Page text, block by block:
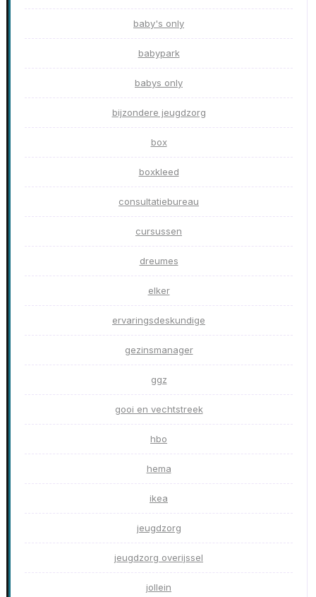
baby's only
babypark
babys only
bijzondere jeugdzorg
box
boxkleed
consultatiebureau
cursussen
dreumes
elker
ervaringsdeskundige
gezinsmanager
ggz
gooi en vechtstreek
hbo
hema
ikea
jeugdzorg
jeugdzorg overijssel
jollein